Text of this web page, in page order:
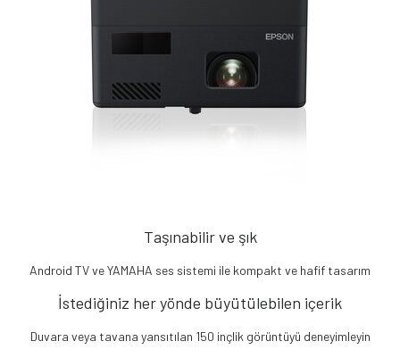
Taşınabilir ve şık
Android TV ve YAMAHA ses sistemi ile kompakt ve hafif tasarım
İstediğiniz her yönde büyütülebilen içerik
Duvara veya tavana yansıtılan 150 inçlik görüntüyü deneyimleyin